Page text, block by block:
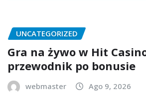
UNCATEGORIZED
Gra na żywo w Hit
przewodnik po bonusie
webmaster Ago 9, 2026